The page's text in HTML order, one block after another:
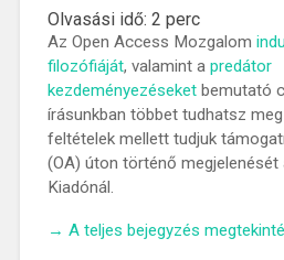
Olvasási idő: 2 perc
Az Open Access Mozgalom
filozófiáját, valamint a predátor
kezdeményezéseketbemutató
írásunkban többet tudhatsz
feltételek mellett tudjuk
(OA) úton történő megjelenését
Kiadónál.
„Open
→ A teljes bejegyzés